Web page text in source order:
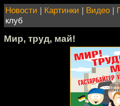
Новости | Картинки | Видео |
клуб
Мир, труд, май!